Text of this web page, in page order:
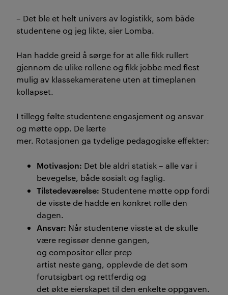
– Det ble et helt univers av logistikk, som både
studentene og jeg likte, sier Lomba.
Han hadde greid å sørge for at allefikk rullert
gjennom de ulike rollene og fikk jobbe med flest
mulig av klassekameratene uten at timeplanen
kollapset.
I tillegg følte studentene engasjement og ansvar
og møtte opp. De lærte
mer. Rotasjonen ga tydelige pedagogiske effekter:
Motivasjon: Det ble aldri statisk – alle var i
bevegelse, både sosialt og faglig.
Tilstedeværelse: Studentene møtte opp fordi
de visste de hadde en konkret rolle den
dagen.
Ansvar: Når studentene visste at de skulle
være regissør denne gangen,
og compositor eller prep
artist neste gang, opplevde de det som
forutsigbart og rettferdig og
det økte eierskapet til den enkelte oppgaven.